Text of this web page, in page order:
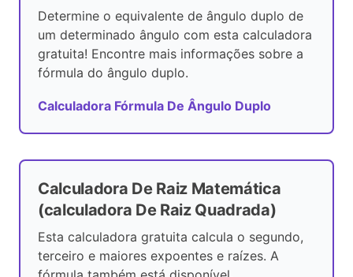
Determine o equivalente de ângulo duplo de
um determinado ângulo com esta calculadora
gratuita! Encontre mais informações sobre a
fórmula do ângulo duplo.
Calculadora Fórmula De Ângulo Duplo
Calculadora De Raiz Matemática
(calculadora De Raiz Quadrada)
Esta calculadora gratuita calcula o segundo,
terceiro e maiores expoentes e raízes. A